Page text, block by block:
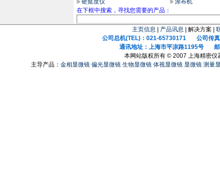
硬挺度仪
涂布机
在下框中搜索，寻找您需要的产品：
主页信息 产品讯息 | 解决方案 |
公司总机(TEL)：021-65730171 公司传真
通讯地址：上海市平凉路1195号 邮
本网站版权所有 © 2007 上海精密仪
主导产品： 金相显微镜 偏光显微镜 生物显微镜 体视显微镜 显微镜 测量